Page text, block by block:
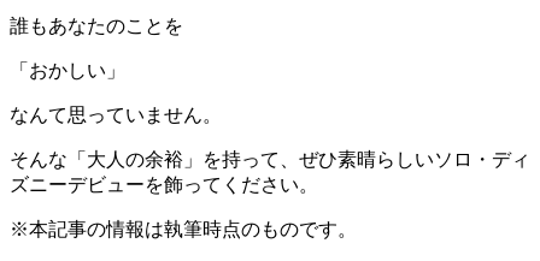
誰もあなたのことを
「おかしい」
なんて思っていません。
そんな「大人の余裕」を持って、ぜひ素晴らしいソロ・ディ
ズニーデビューを飾ってください。
※本記事の情報は執筆時点のものです。